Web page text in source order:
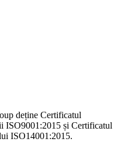
deține Certificatul
ISO9001:2015 și Certificatul
ISO14001:2015.